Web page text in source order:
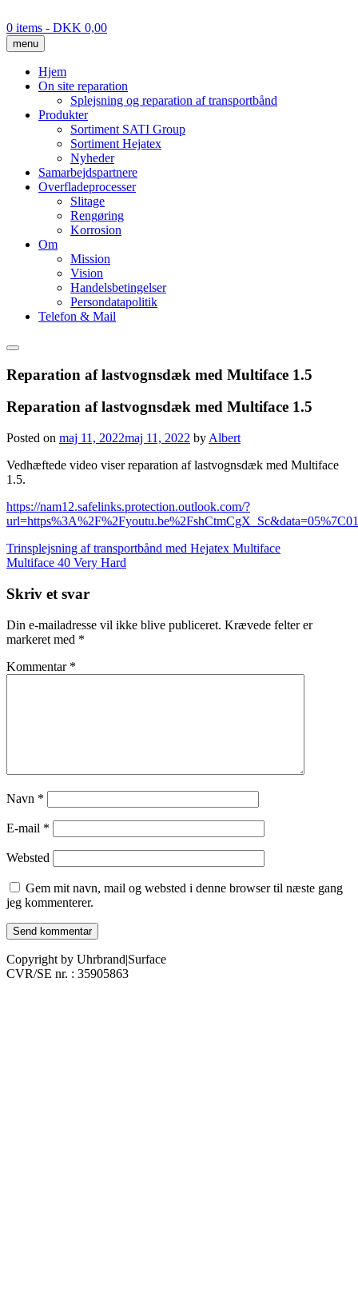
to
content
0 items - DKK 0,00
menu
Hjem
On site reparation
Splejsning og reparation af transportbånd
Produkter
Sortiment SATI Group
Sortiment Hejatex
Nyheder
Samarbejdspartnere
Overfladeprocesser
Slitage
Rengøring
Korrosion
Om
Mission
Vision
Handelsbetingelser
Persondatapolitik
Telefon & Mail
Reparation af lastvognsdæk med Multiface 1.5
Reparation af lastvognsdæk med Multiface 1.5
Posted on maj 11, 2022maj 11, 2022 by Albert
Vedhæftede video viser reparation af lastvognsdæk med Multiface
1.5.
https://nam12.safelinks.protection.outlook.com/?
Indlægsnavigation
Trinsplejsning af transportbånd med Hejatex Multiface
Multiface 40 Very Hard
Skriv et svar
Din e-mailadresse vil ikke blive publiceret. Krævede felter er
markeret med *
Kommentar *
Navn *
E-mail *
Websted
Gem mit navn, mail og websted i denne browser til næste gang
jeg kommenterer.
Copyright by Uhrbrand|Surface
CVR/SE nr. : 35905863